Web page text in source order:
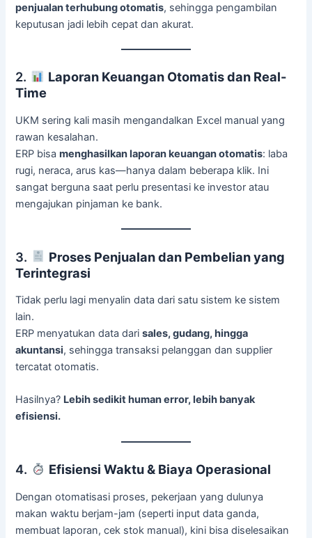
penjualan terhubung otomatis, sehingga pengambilan
keputusan jadi lebih cepat dan akurat.
2.
Laporan Keuangan Otomatis dan Real-
Time
UKM sering kali masih mengandalkan Excel manual yang
rawan kesalahan.
ERP bisamenghasilkan laporan keuangan otomatis: laba
rugi, neraca, arus kas—hanya dalam beberapa klik. Ini
sangat berguna saat perlu presentasi ke investor atau
mengajukan pinjaman ke bank.
3.
Proses Penjualan dan Pembelian yang
Terintegrasi
Tidak perlu lagi menyalin data dari satu sistem ke sistem
lain.
ERP menyatukan data darisales, gudang, hingga
akuntansi, sehingga transaksi pelanggan dan supplier
tercatat otomatis.
Hasilnya? Lebih sedikit human error, lebih banyak
efisiensi.
4. Efisiensi Waktu & Biaya Operasional
Dengan otomatisasi proses, pekerjaan yang dulunya
makan waktu berjam-jam (seperti input data ganda,
membuat laporan, cek stok manual), kini bisa diselesaikan